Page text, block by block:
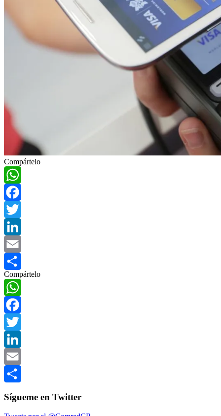
Compártelo
WhatsApp
Facebook
Twitter
LinkedIn
Email
Compartir
Compártelo
WhatsApp
Facebook
Twitter
LinkedIn
Email
Sígueme en Twitter